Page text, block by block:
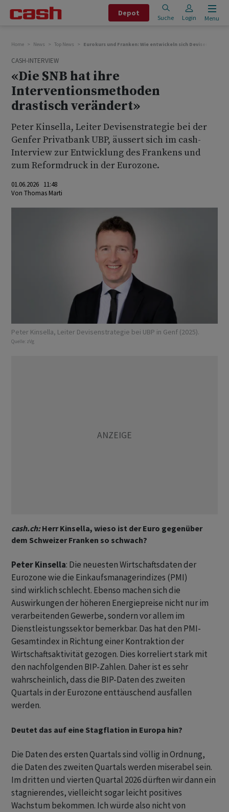
Depot
Suche Login Menu
Home News Top News Eurokurs und Franken: Wie entwickeln sich Devisen?
CASH-INTERVIEW
«Die SNB hat ihre
Interventionsmethoden
drastisch verändert»
Peter Kinsella, Leiter Devisenstrategie bei der
Genfer Privatbank UBP, äussert sich im cash-
Interview zur Entwicklung des Frankens und
zum Reformdruck in der Eurozone.
01.06.2026 11:48
Von Thomas Marti
Peter Kinsella, Leiter Devisenstrategie bei UBP in Genf (2025).
Quelle: zVg
cash.ch:Herr Kinsella, wieso ist der Euro gegenüber
dem Schweizer Franken so schwach?
Peter Kinsella: Die neuesten Wirtschaftsdaten der
Eurozone wie die Einkaufsmanagerindizes (PMI)
sind wirklich schlecht. Ebenso machen sich die
Auswirkungen der höheren Energiepreise nicht nur im
verarbeitenden Gewerbe, sondern vor allem im
Dienstleistungssektor bemerkbar. Das hat den PMI-
Gesamtindex in Richtung einer Kontraktion der
Wirtschaftsaktivität gezogen. Dies korreliert stark mit
den nachfolgenden BIP-Zahlen. Daher ist es sehr
wahrscheinlich, dass die BIP-Daten des zweiten
Quartals in der Eurozone enttäuschend ausfallen
werden.
Deutet das auf eine Stagflation in Europa hin?
Die Daten des ersten Quartals sind völlig in Ordnung,
die Daten des zweiten Quartals werden miserabel sein.
Im dritten und vierten Quartal 2026 dürften wir dann ein
stagnierendes, vielleicht sogar leicht positives
Wachstum bekommen. Ich würde also nicht von